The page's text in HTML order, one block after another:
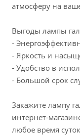
атмосферу на
Выгоды лампы
-
- Яркость и
- Удобство в
- Большой срок
Закажите лампу
интернет-
любое время